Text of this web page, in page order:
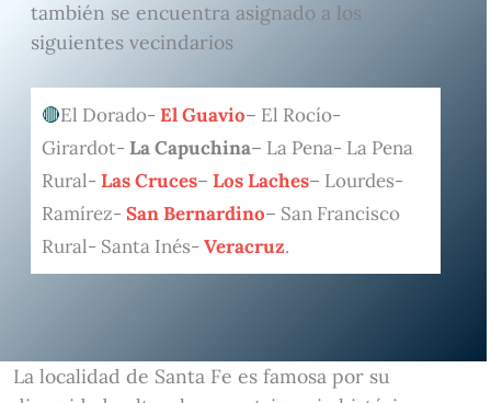
también se encuentra asignado a los
siguientes vecindarios
El Dorado- El Guavio– El Rocío-
Girardot- La Capuchina– La Pena- La Pena
Rural- Las Cruces– Los Laches– Lourdes-
Ramírez- San Bernardino– San Francisco
Rural- Santa Inés- Veracruz.
La localidad de Santa Fe es famosa por su